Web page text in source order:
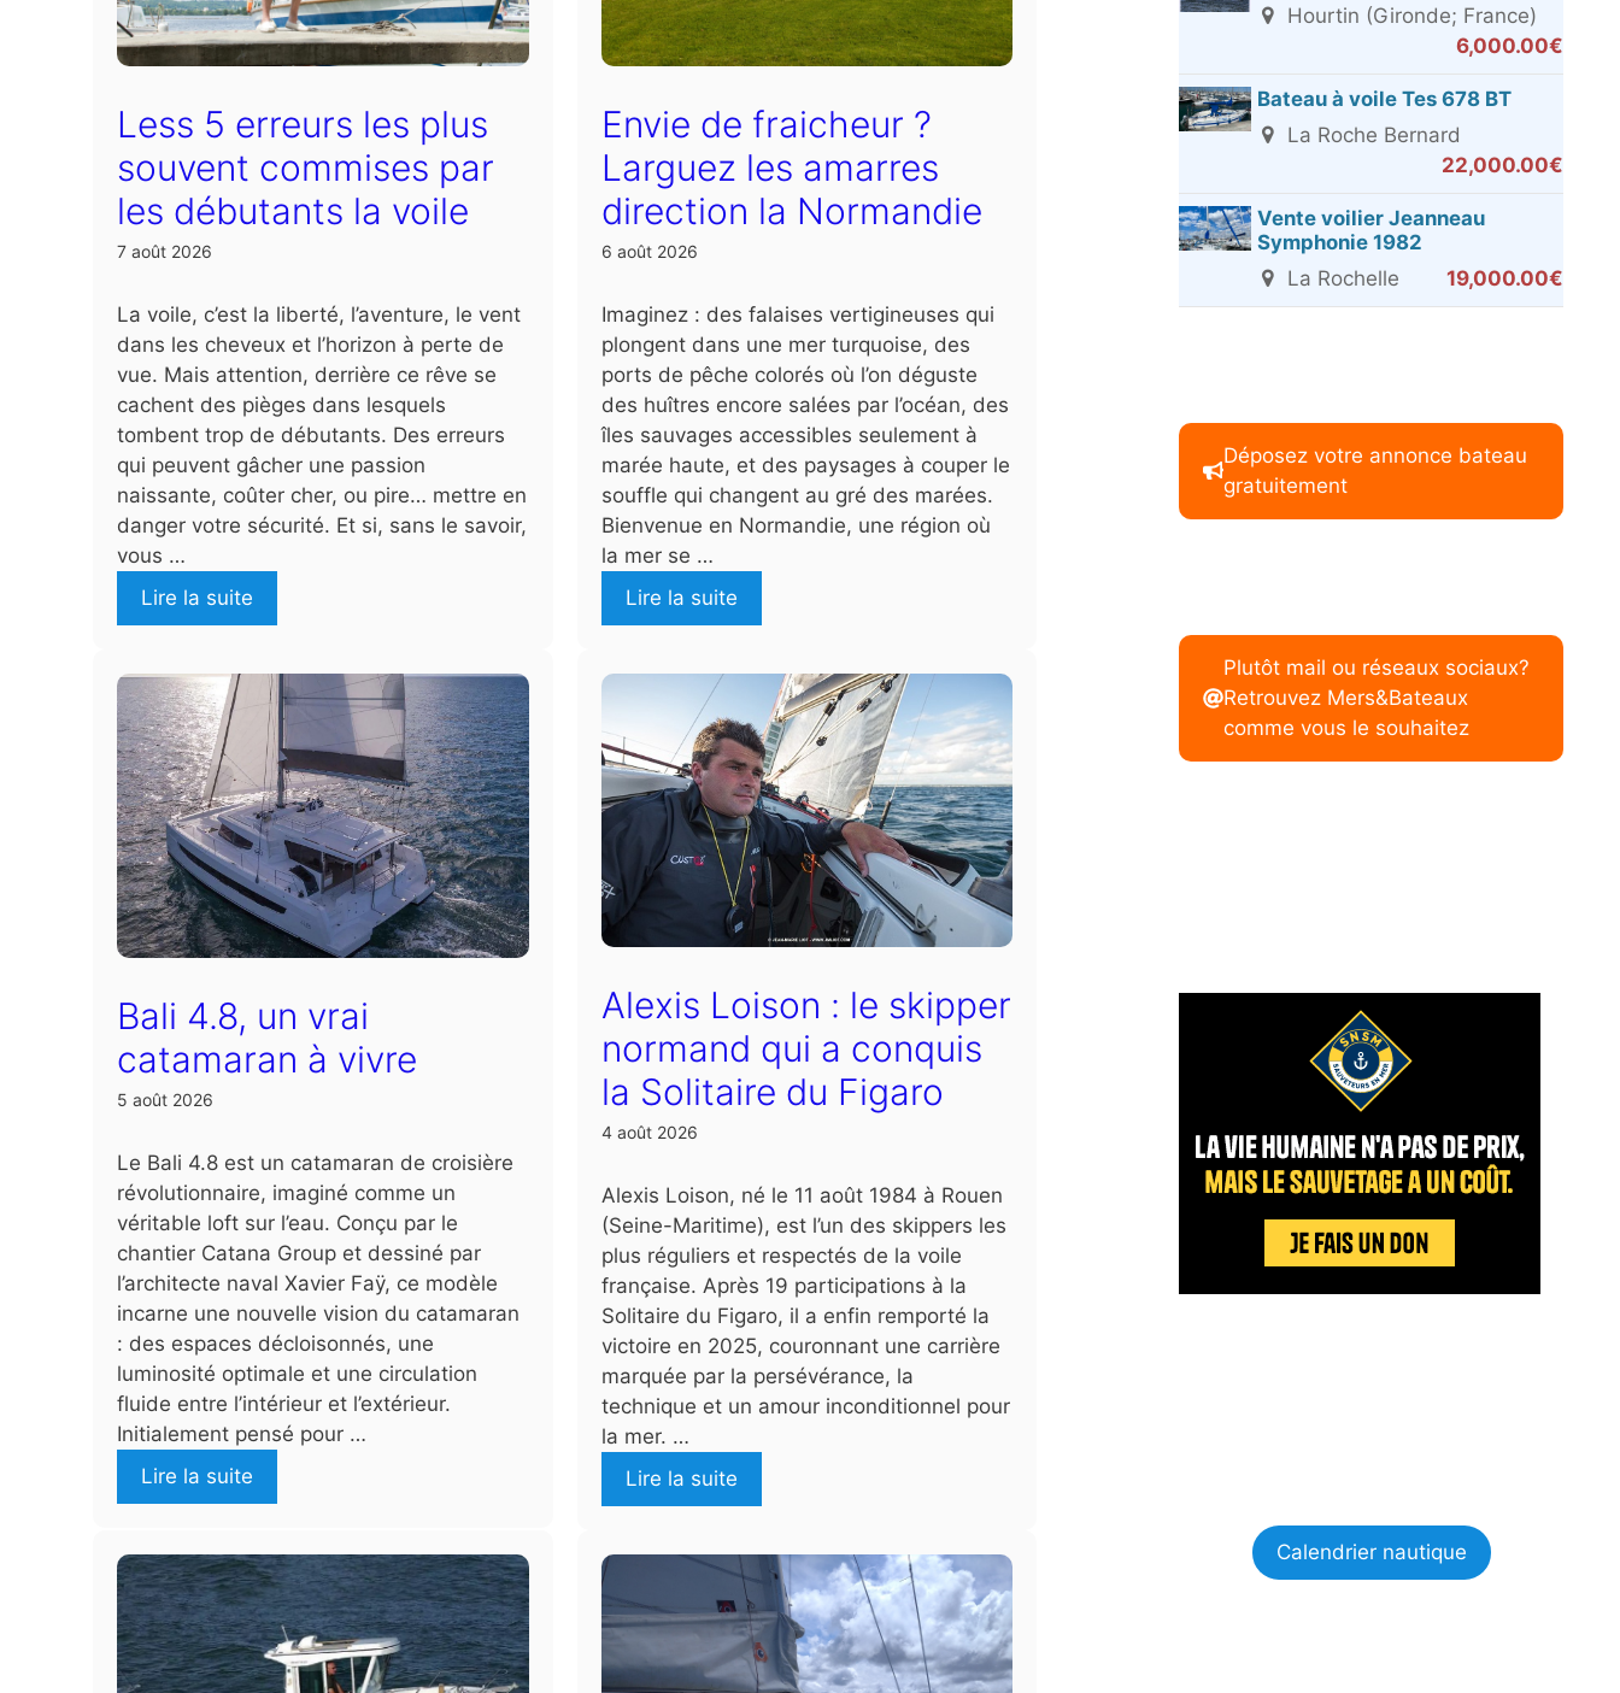
Less 5 erreurs les plus
souvent commises par
les débutants la voile
7 août 2026
La voile, c’est la liberté, l’aventure, le vent
dans les cheveux et l’horizon à perte de
vue. Mais attention, derrière ce rêve se
cachent des pièges dans lesquels
tombent trop de débutants. Des erreurs
qui peuvent gâcher une passion
naissante, coûter cher, ou pire… mettre en
danger votre sécurité. Et si, sans le savoir,
vous …
Lire la suite
Envie de fraicheur ?
Larguez les amarres
direction la Normandie
6 août 2026
Imaginez : des falaises vertigineuses qui
plongent dans une mer turquoise, des
ports de pêche colorés où l’on déguste
des huîtres encore salées par l’océan, des
îles sauvages accessibles seulement à
marée haute, et des paysages à couper le
souffle qui changent au gré des marées.
Bienvenue en Normandie, une région où
la mer se …
Lire la suite
Bali 4.8, un vrai
catamaran à vivre
5 août 2026
Le Bali 4.8 est un catamaran de croisière
révolutionnaire, imaginé comme un
véritable loft sur l’eau. Conçu par le
chantier Catana Group et dessiné par
l’architecte naval Xavier Faÿ, ce modèle
incarne une nouvelle vision du catamaran
: des espaces décloisonnés, une
luminosité optimale et une circulation
fluide entre l’intérieur et l’extérieur.
Initialement pensé pour …
Lire la suite
Alexis Loison : le skipper
normand qui a conquis
la Solitaire du Figaro
4 août 2026
Alexis Loison, né le 11 août 1984 à Rouen
(Seine-Maritime), est l’un des skippers les
plus réguliers et respectés de la voile
française. Après 19 participations à la
Solitaire du Figaro, il a enfin remporté la
victoire en 2025, couronnant une carrière
marquée par la persévérance, la
technique et un amour inconditionnel pour
la mer. …
Lire la suite
Hourtin (Gironde; France)
6,000.00€
Bateau à voile Tes 678 BT
La Roche Bernard
22,000.00€
Vente voilier Jeanneau
Symphonie 1982
La Rochelle
19,000.00€
Déposez votre annonce bateau
gratuitement
Plutôt mail ou réseaux sociaux?
Retrouvez Mers&Bateaux
comme vous le souhaitez
Calendrier nautique